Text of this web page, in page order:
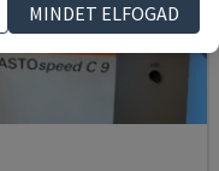
MINDET ELFOGAD